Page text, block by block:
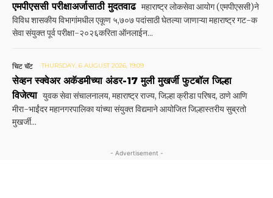
एमपीएससी परीक्षाअर्जासाठी मुदतवाढ महाराष्ट्र लोकसेवा आयोग (एमपीएससी)ने
विविध शासकीय विभागांमधील एकूण ५,७०७ पदांसाठी घेतल्या जाणाऱ्या महाराष्ट्र गट-क
सेवा संयुक्त पूर्व परीक्षा-२०२६करिता ऑनलाईन...
चिट चॅट THURSDAY, 6 AUGUST 2026, 19:09
सेव्हन स्क्वेअर अकॅडमीच्या अंडर-17 मुली मुखर्जी फुटबॉल जिल्हा
विजेत्या युवक सेवा संचालनालय, महाराष्ट्र राज्य, जिल्हा क्रीडा परिषद, ठाणे आणि
मीरा-भाईंदर महानगरपालिका यांच्या संयुक्त विद्यमाने आयोजित जिल्हास्तरीय सुब्रतो
मुखर्जी...
- Advertisement -